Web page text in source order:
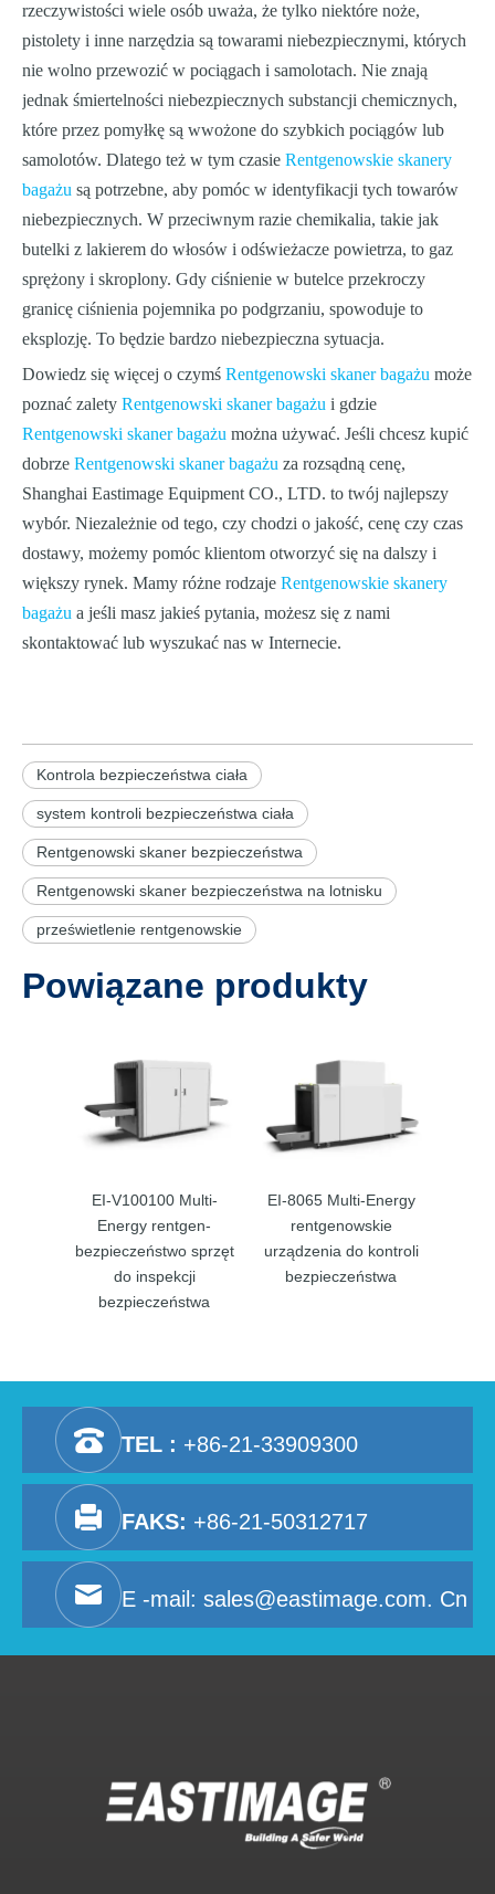
rzeczywistości wiele osób uważa, że ​​tylko niektóre noże,
pistolety i inne narzędzia są towarami niebezpiecznymi, których
nie wolno przewozić w pociągach i samolotach. Nie znają
jednak śmiertelności niebezpiecznych substancji chemicznych,
które przez pomyłkę są wwożone do szybkich pociągów lub
samolotów. Dlatego też w tym czasie Rentgenowskie skanery
bagażu są potrzebne, aby pomóc w identyfikacji tych towarów
niebezpiecznych. W przeciwnym razie chemikalia, takie jak
butelki z lakierem do włosów i odświeżacze powietrza, to gaz
sprężony i skroplony. Gdy ciśnienie w butelce przekroczy
granicę ciśnienia pojemnika po podgrzaniu, spowoduje to
eksplozję. To będzie bardzo niebezpieczna sytuacja.
Dowiedz się więcej o czymś Rentgenowski skaner bagażu może
poznać zalety Rentgenowski skaner bagażu i gdzie
Rentgenowski skaner bagażu można używać. Jeśli chcesz kupić
dobrze Rentgenowski skaner bagażu za rozsądną cenę,
Shanghai Eastimage Equipment CO., LTD. to twój najlepszy
wybór. Niezależnie od tego, czy chodzi o jakość, cenę czy czas
dostawy, możemy pomóc klientom otworzyć się na dalszy i
większy rynek. Mamy różne rodzaje Rentgenowskie skanery
bagażu a jeśli masz jakieś pytania, możesz się z nami
skontaktować lub wyszukać nas w Internecie.
Kontrola bezpieczeństwa ciała
system kontroli bezpieczeństwa ciała
Rentgenowski skaner bezpieczeństwa
Rentgenowski skaner bezpieczeństwa na lotnisku
prześwietlenie rentgenowskie
Powiązane produkty
EI-V100100 Multi-
Energy rentgen-
bezpieczeństwo sprzęt
do inspekcji
bezpieczeństwa
EI-8065 Multi-Energy
rentgenowskie
urządzenia do kontroli
bezpieczeństwa
TEL : +86-21-33909300
FAKS: +86-21-50312717
E -mail: sales@eastimage.com. Cn